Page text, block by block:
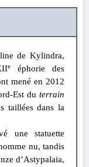
de Kylindra,
eéphorie des
mené en 2012
Est du terrain
taillées dans la
une statuette
nu, tandis
d’Astypalaia,